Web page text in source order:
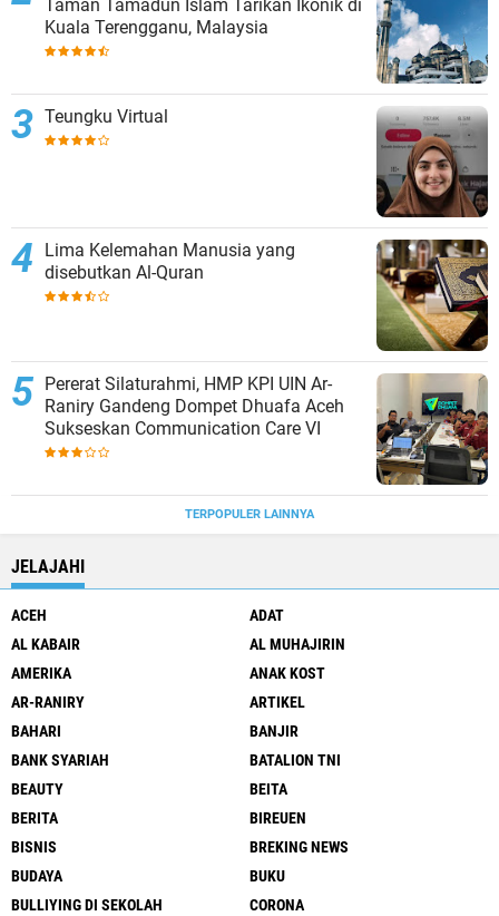
Taman Tamadun Islam Tarikan Ikonik di
Kuala Terengganu, Malaysia
Teungku Virtual
Lima Kelemahan Manusia yang
disebutkan Al-Quran
Pererat Silaturahmi, HMP KPI UIN Ar-
Raniry Gandeng Dompet Dhuafa Aceh
Sukseskan Communication Care VI
TERPOPULER LAINNYA
JELAJAHI
ACEH
ADAT
AL KABAIR
AL MUHAJIRIN
AMERIKA
ANAK KOST
AR-RANIRY
ARTIKEL
BAHARI
BANJIR
BANK SYARIAH
BATALION TNI
BEAUTY
BEITA
BERITA
BIREUEN
BISNIS
BREKING NEWS
BUDAYA
BUKU
BULLIYING DI SEKOLAH
CORONA